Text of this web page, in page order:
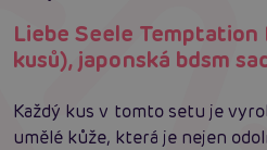
Liebe Seele
kusů), japonská bdsm
Každý kus v tomto setu je
umělé kůže, která je nejen